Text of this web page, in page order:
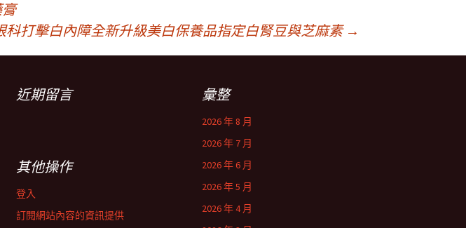
科打擊白內障全新升級美白保養品指定白腎豆與芝麻素 →
近期留言 彙整
2026 年 8 月
2026 年 7 月
2026 年 6 月
2026 年 5 月
2026 年 4 月
其他操作
登入
訂閱網站內容的資訊提供